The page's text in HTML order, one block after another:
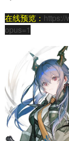
在线预览：
opus=1